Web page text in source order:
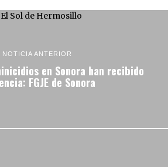
NOTICIA ANTERIOR
en Sonora han recibido
FGJE de Sonora